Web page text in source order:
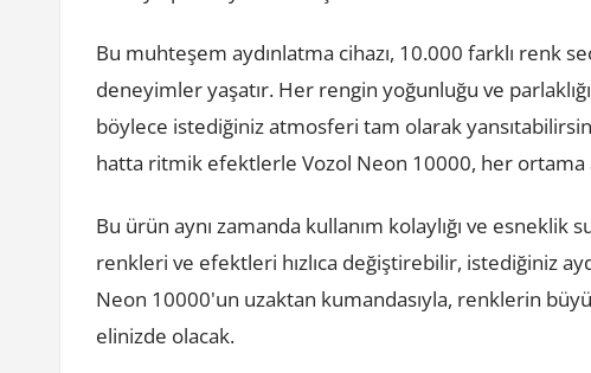
Bu muhteşem aydınlatma cihazı, 10.000 farklı renk
deneyimler yaşatır. Her rengin yoğunluğu ve
böylece istediğiniz atmosferi tam olarak
hatta ritmik efektlerle Vozol Neon 10000, her ortama
Bu ürün aynı zamanda kullanım kolaylığı ve
renkleri ve efektleri hızlıca değiştirebilir, istediğiniz
Neon 10000'un uzaktan kumandasıyla, renklerin
elinizde olacak.